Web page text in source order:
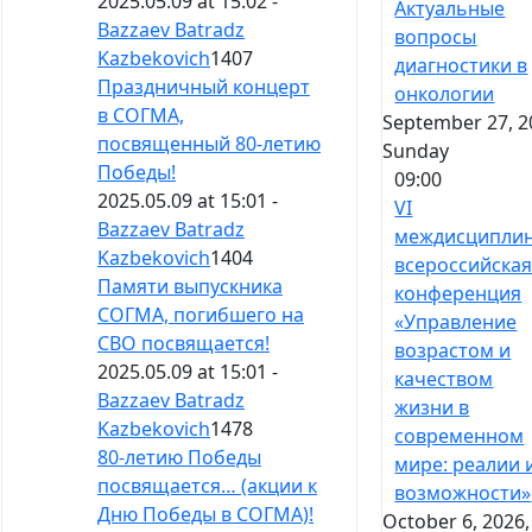
Bazzaev Batradz
Kazbekovich1407
Праздничный концерт
в СОГМА,
посвященный 80-летию
Победы!
2025.05.09 at 15:01 -
Bazzaev Batradz
Kazbekovich1404
Памяти выпускника
СОГМА, погибшего на
СВО посвящается!
2025.05.09 at 15:01 -
Bazzaev Batradz
Kazbekovich1478
80-летию Победы
посвящается… (акции к
Дню Победы в СОГМА)!
Актуальные
вопросы
диагностики в
онкологии
September 27,
Sunday
09:00
VI
всероссийская
конференция
«Управление
возрастом и
качеством
жизни в
современном
мире: реалии
возможности»
October 6, 2026,